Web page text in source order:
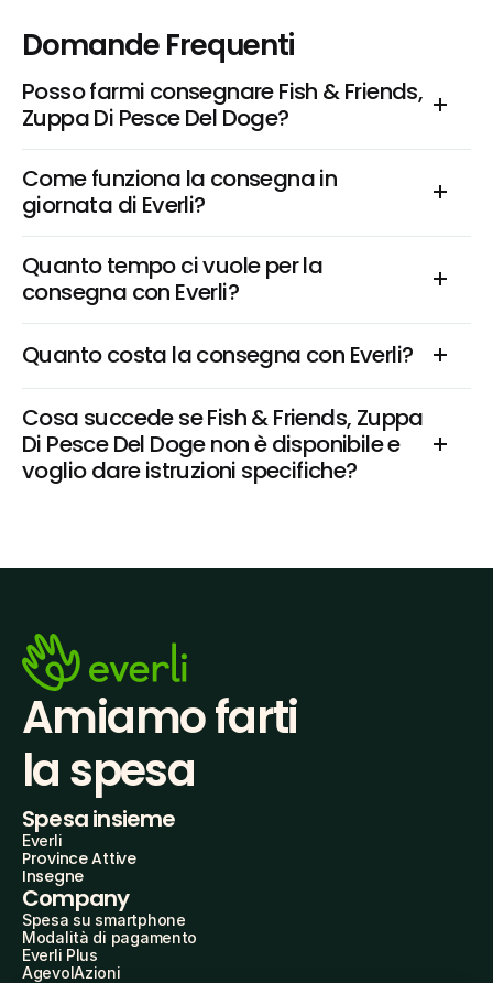
Domande Frequenti
Posso farmi consegnare Fish & Friends,
Zuppa Di Pesce Del Doge?
Come funziona la consegna in
giornata di Everli?
Quanto tempo ci vuole per la
consegna con Everli?
Quanto costa la consegna con Everli?
Cosa succede se Fish & Friends, Zuppa
Di Pesce Del Doge non è disponibile e
voglio dare istruzioni specifiche?
Amiamo farti
la spesa
Spesa insieme
Everli
Province Attive
Insegne
Company
Spesa su smartphone
Modalità di pagamento
Everli Plus
AgevolAzioni